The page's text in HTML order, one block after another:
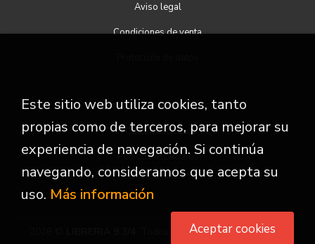
Aviso legal
Condiciones de venta
ATENCIÓN AL CLIENTE
Quiénes somos
Pedidos especiales
. Todos los Derechos Reservados
Este sitio web utiliza cookies, tanto
propias como de terceros, para mejorar su
experiencia de navegación. Si continúa
navegando, consideramos que acepta su
uso. Más información
Aceptar cookies